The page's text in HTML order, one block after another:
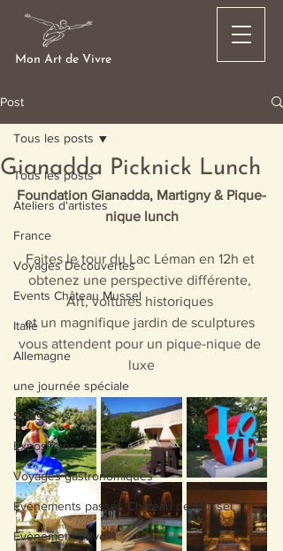
Mon Art de Vivre
Post
Tous les posts
Ateliers d'artistes
France
Voyages Découvertes
Events Château Mussel
Italie
Allemagne
une journée spéciale
Suisse
Expositions
Voyages gastronomiques
Evénements passés Château de Mussel
Évènement privé
Tous les posts
Gianadda Picknick Lunch
Foundation Gianadda, Martigny & Pique-
nique lunch
Faites le tour du Lac Léman en 12h et
obtenez une perspective différente,
Art, voitures historiques
et un magnifique jardin de sculptures
vous attendent pour un pique-nique de
luxe